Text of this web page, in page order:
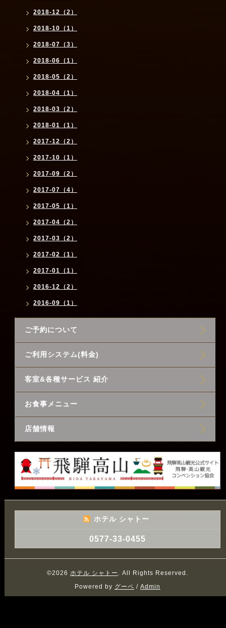
2018-12（2）
2018-10（1）
2018-07（3）
2018-06（1）
2018-05（2）
2018-04（1）
2018-03（2）
2018-01（1）
2017-12（2）
2017-10（1）
2017-09（2）
2017-07（4）
2017-05（1）
2017-04（2）
2017-03（2）
2017-02（1）
2017-01（1）
2016-12（2）
2016-09（1）
ご予約について
ご利用システム(料金)
客室&各種サービス 紹介
お食事メニュー
店舗情報
ホテル シャトー
0577-33-0455
©2026 ホテル シャトー
. All Rights Reserved.
Powered by グーペ / Admin